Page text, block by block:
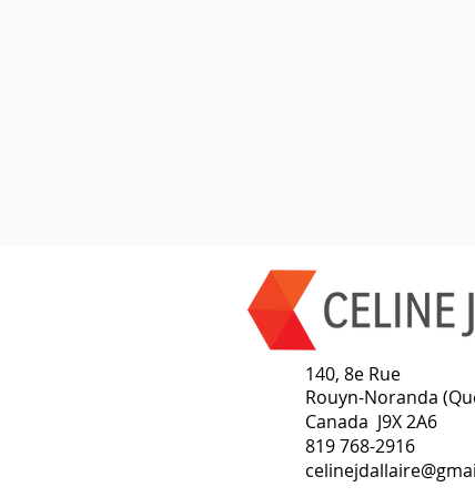
140, 8e Rue
Rouyn-Noranda
Canada J9X 2A6
819 768-2916